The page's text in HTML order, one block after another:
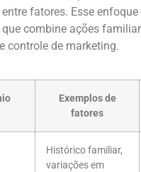
fatores. Esse
combine ações
controle de marketing.
Exemplos de
fatores
Histórico familiar,
variações em